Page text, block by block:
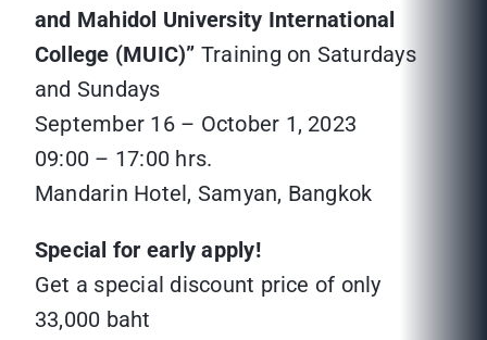
and Mahidol University International
College (MUIC)” Training on Saturdays
and Sundays
September 16 – October 1, 2023
09:00 – 17:00 hrs.
Mandarin Hotel, Samyan, Bangkok
Special for early apply!
Get a special discount price of only
33,000 baht